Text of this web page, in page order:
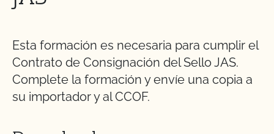
Esta formación es necesaria para cumplir el
Contrato de Consignación del Sello JAS.
Complete la formación y envíe una copia a
su importador y al CCOF.